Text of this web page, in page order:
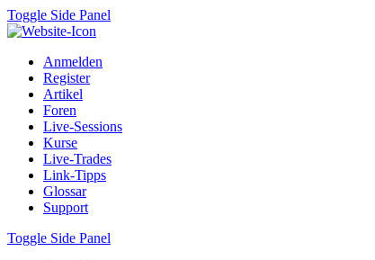
Toggle Side Panel
Anmelden
Register
Artikel
Foren
Live-Sessions
Kurse
Live-Trades
Link-Tipps
Glossar
Support
Toggle Side Panel